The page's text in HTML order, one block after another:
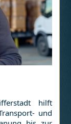
hilft
und